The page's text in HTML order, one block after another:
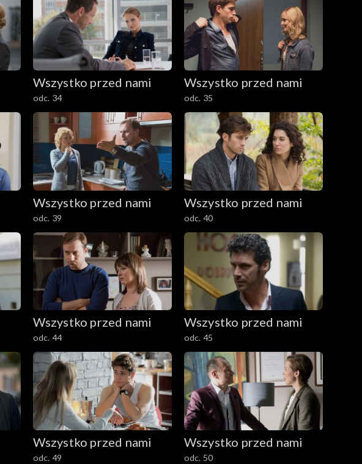
Wszystko przed nami
odc. 34
Wszystko przed nami
odc. 35
Wszystko przed nami
odc. 39
Wszystko przed nami
odc. 40
Wszystko przed nami
odc. 44
Wszystko przed nami
odc. 45
Wszystko przed nami
odc. 49
Wszystko przed nami
odc. 50